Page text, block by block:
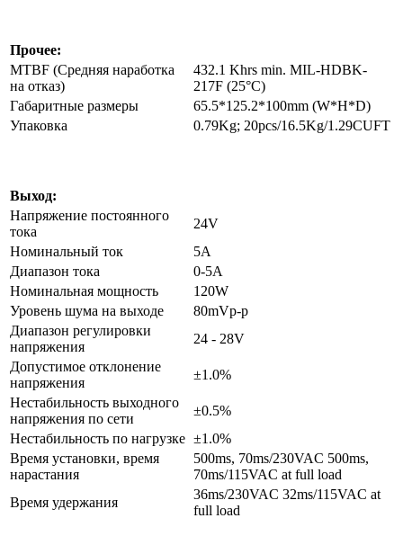
Прочее:
MTBF (Средняя наработка
на отказ)
432.1 Khrs min. MIL-HDBK-
217F (25°C)
Габаритные размеры
65.5*125.2*100mm (W*H*D)
Упаковка
0.79Kg; 20pcs/16.5Kg/1.29CUFT
Выход:
Напряжение постоянного
тока
24V
Номинальный ток
5A
Диапазон тока
0-5A
Номинальная мощность
120W
Уровень шума на выходе
80mVp-p
Диапазон регулировки
напряжения
24 - 28V
Допустимое отклонение
напряжения
±1.0%
Нестабильность выходного
напряжения по сети
±0.5%
Нестабильность по нагрузке ±1.0%
Время установки, время
нарастания
500ms, 70ms/230VAC 500ms,
70ms/115VAC at full load
Время удержания
36ms/230VAC 32ms/115VAC at
full load